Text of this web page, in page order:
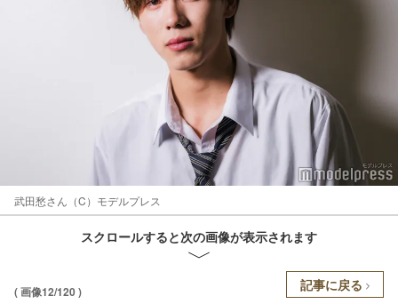
武田愁さん（C）モデルプレス
スクロールすると次の画像が表示されます
( 画像12/120 ) 記事に戻る